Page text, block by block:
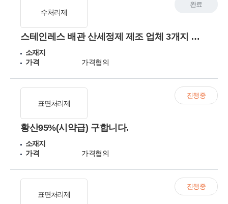
수처리제
스테인레스 배관 산세정제 제조 업체 3개지 원료 말통 단위 일괄 구매 및 샘플 요청
소재지
가격
가격협의
완료
표면처리제
황산95%(시약급) 구합니다.
소재지
가격
가격협의
진행중
표면처리제
진행중